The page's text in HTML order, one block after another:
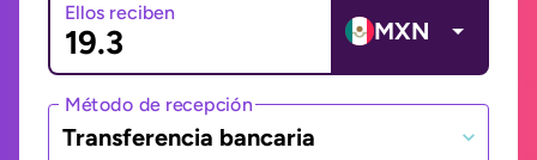
Ellos reciben
MXN
Método de recepción
Transferencia bancaria